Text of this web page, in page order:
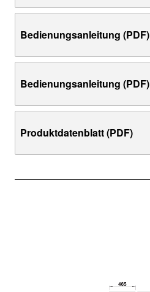
Bedienungsanleitung (PDF)
Bedienungsanleitung (PDF)
Produktdatenblatt (PDF)